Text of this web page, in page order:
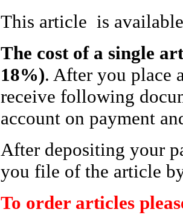
This article is
The cost of a single
18%). After you place
receive following
account on payment
After depositing your
you file of the article
To order articles